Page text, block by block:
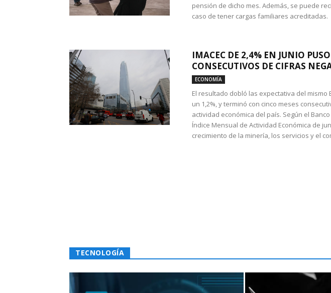
pensión de dicho mes. Además, se puede
caso de tener cargas familiares acreditadas.
IMACEC DE 2,4% EN JUNIO
CONSECUTIVOS DE CIFRAS
ECONOMÍA
El resultado dobló las expectativa del mismo
un 1,2%, y terminó con cinco meses
actividad económica del país. Según el
Índice Mensual de Actividad Económica de
crecimiento de la minería, los servicios y el
TECNOLOGÍA